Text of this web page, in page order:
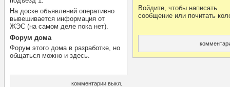
На доске объявлений оперативно
вывешивается информация от
ЖЭС (на самом деле пока нет).
Форум дома
Форум этого дома в разработке, но
общаться можно и здесь.
комментарии выкл.
Войдите, чтобы написать
сообщение или почитать